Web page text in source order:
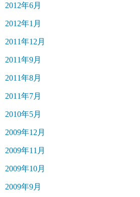
2012年6月
2012年1月
2011年12月
2011年9月
2011年8月
2011年7月
2010年5月
2009年12月
2009年11月
2009年10月
2009年9月